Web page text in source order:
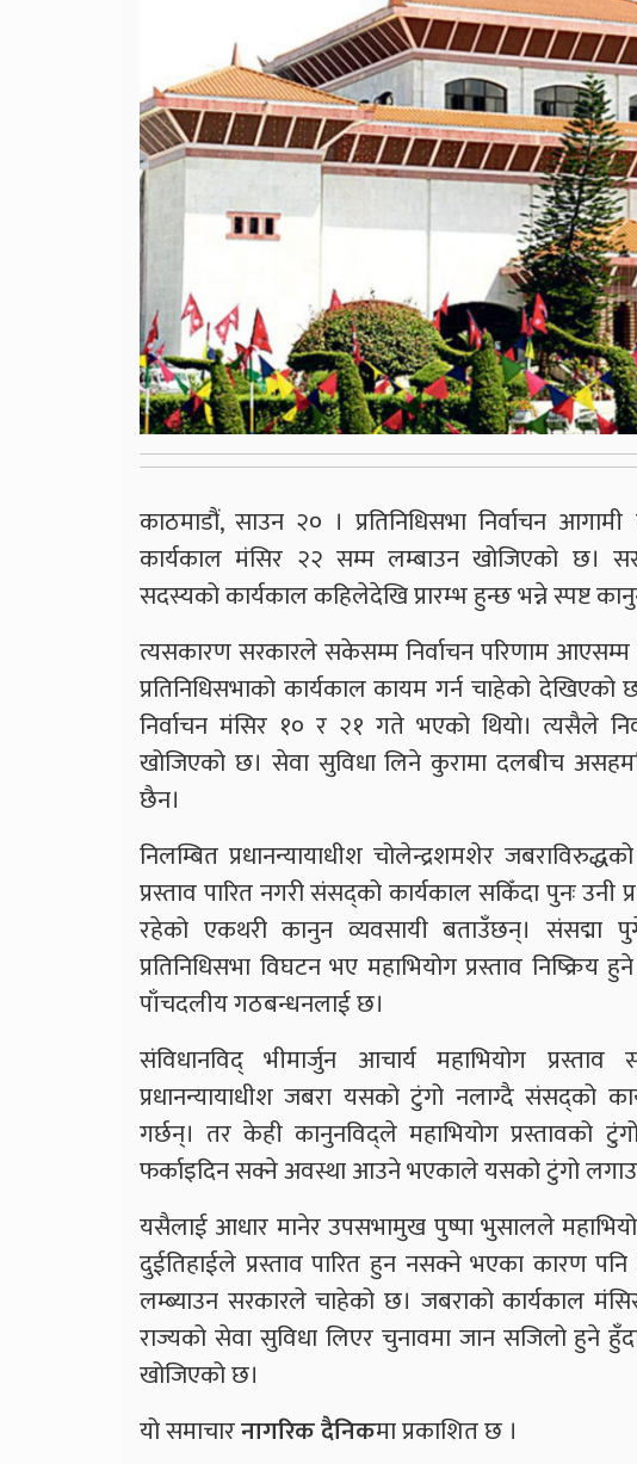
काठमाडौं, साउन २० । प्रतिनिधिसभा निर्वाचन
कार्यकाल मंसिर २२ सम्म लम्बाउन खोजिएको छ।
सदस्यको कार्यकाल कहिलेदेखि प्रारम्भ हुन्छ भन्ने स्पष्ट
त्यसकारण सरकारले सकेसम्म निर्वाचन परिणाम आएसम्म
प्रतिनिधिसभाको कार्यकाल कायम गर्न चाहेको देखिएको
निर्वाचन मंसिर १० र २१ गते भएको थियो। त्यसैले
खोजिएको छ। सेवा सुविधा लिने कुरामा दलबीच
छैन।
निलम्बित प्रधानन्यायाधीश चोलेन्द्रशमशेर
प्रस्ताव पारित नगरी संसद्को कार्यकाल सकिँदा पुनः
रहेको एकथरी कानुन व्यवसायी बताउँछन्। संसद्मा
प्रतिनिधिसभा विघटन भए महाभियोग प्रस्ताव
पाँचदलीय गठबन्धनलाई छ।
संविधानविद् भीमार्जुन आचार्य महाभियोग
प्रधानन्यायाधीश जबरा यसको टुंगो नलाग्दै संसद्को
गर्छन्। तर केही कानुनविद्ले महाभियोग प्रस्तावको
फर्काइदिन सक्ने अवस्था आउने भएकाले यसको टुंगो
यसैलाई आधार मानेर उपसभामुख पुष्पा भुसालले
दुईतिहाईले प्रस्ताव पारित हुन नसक्ने भएका कारण पनि
लम्ब्याउन सरकारले चाहेको छ। जबराको कार्यकाल
राज्यको सेवा सुविधा लिएर चुनावमा जान सजिलो हुने
खोजिएको छ।
यो समाचारनागरिक दैनिकमा प्रकाशित छ ।